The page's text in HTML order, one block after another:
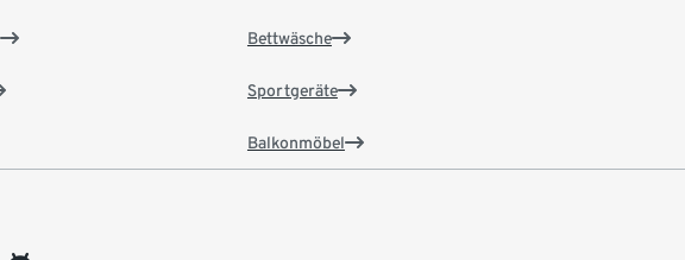
Bettwäsche
Sportgeräte
Balkonmöbel